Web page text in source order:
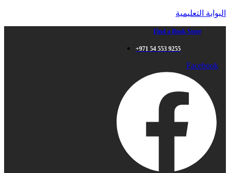
البوابة التعليمية
Find a Book Store
+971 54 553 9255
Facebook